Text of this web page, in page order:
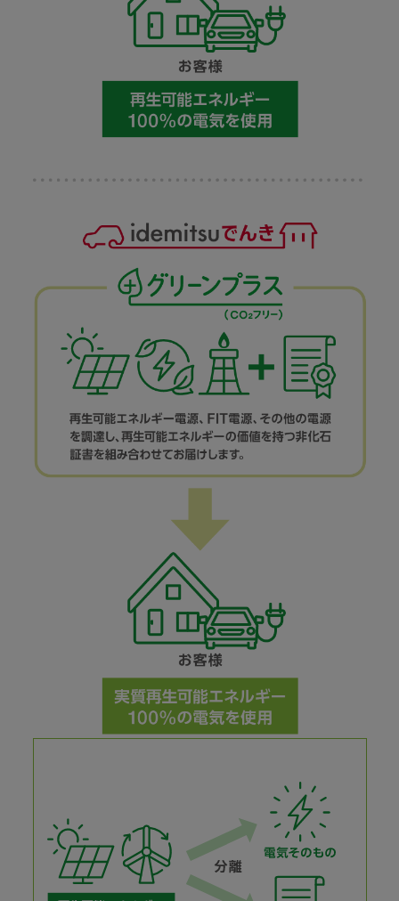
を調達し、
再生可能エネルギーの価値を持つ非化石証書を組み
合わせてお届けします。
お客様
実質再生可能エネルギー100%使用